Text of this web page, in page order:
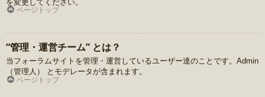
を変更してください。
ページトップ
“管理・運営チーム” とは？
当フォーラムサイトを管理・運営しているユーザー達のことです。Admin
（管理人） とモデレータが含まれます。
ページトップ